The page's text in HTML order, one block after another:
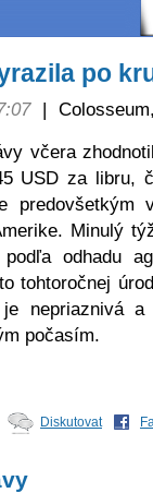
po
|
včera
USD za libru,
predovšetkým
Minulý
odhadu
tohtoročnej
nepriaznivá
počasím.
Diskutovat